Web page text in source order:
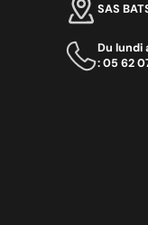
SAS
Du lundi
: 05 62